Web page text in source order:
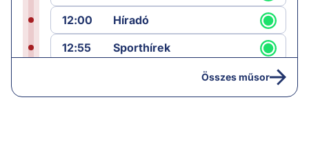
12:00
Híradó
12:55
Sporthírek
Összes műsor